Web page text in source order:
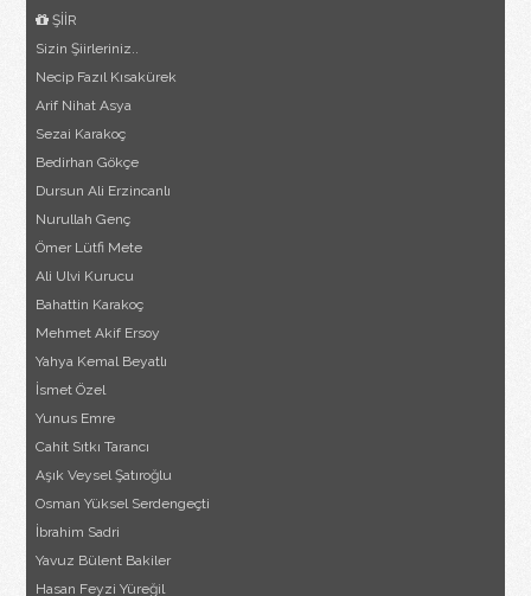
ŞİİR
Sizin Şiirleriniz..
Necip Fazıl Kısakürek
Arif Nihat Asya
Sezai Karakoç
Bedirhan Gökçe
Dursun Ali Erzincanlı
Nurullah Genç
Ömer Lütfi Mete
Ali Ulvi Kurucu
Bahattin Karakoç
Mehmet Akif Ersoy
Yahya Kemal Beyatlı
İsmet Özel
Yunus Emre
Cahit Sıtkı Tarancı
Aşık Veysel Şatıroğlu
Osman Yüksel Serdengeçti
İbrahim Sadri
Yavuz Bülent Bakiler
Hasan Feyzi Yüreğil